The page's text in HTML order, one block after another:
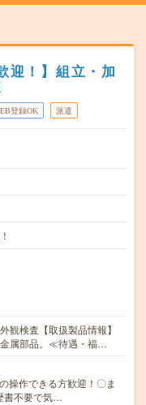
迎！】組立・加
登録OK 派遣
観検査【取扱製品情報】
金属部品。≪待遇・福…
作できる方歓迎！〇ま
書不要で気…